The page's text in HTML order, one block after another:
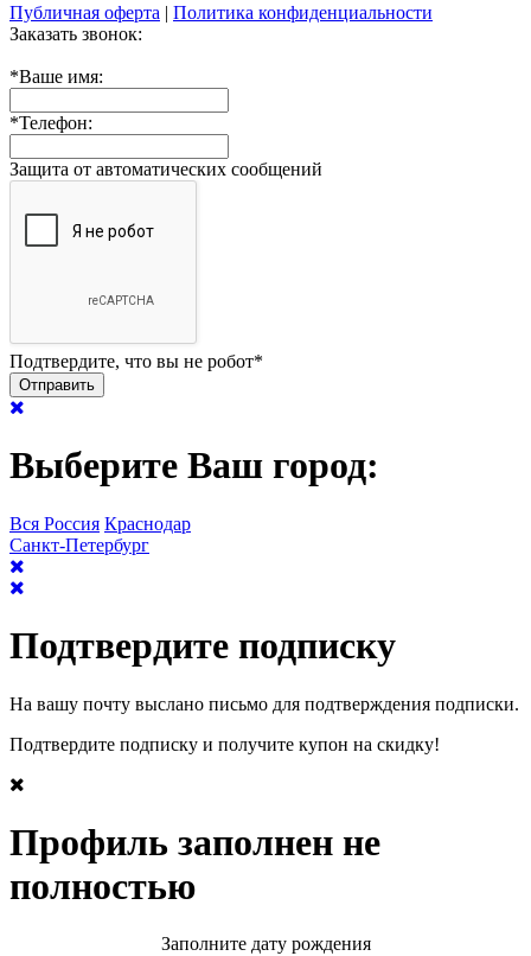
Публичная оферта | Политика конфиденциальности
Заказать звонок:
*Ваше имя:
*Телефон:
Защита от автоматических сообщений
Подтвердите, что вы не робот*
Выберите Ваш город:
Вся Россия Краснодар
Санкт-Петербург
Подтвердите подписку
На вашу почту выслано письмо для подтверждения подписки.
Подтвердите подписку и получите купон на скидку!
Профиль заполнен не
полностью
Заполните дату рождения